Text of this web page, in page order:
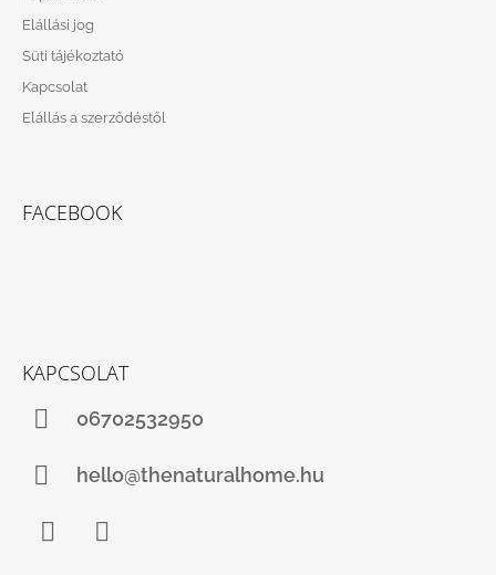
Elállási jog
Süti tájékoztató
Kapcsolat
Elállás a szerződéstől
FACEBOOK
KAPCSOLAT
06702532950
hello@thenaturalhome.hu